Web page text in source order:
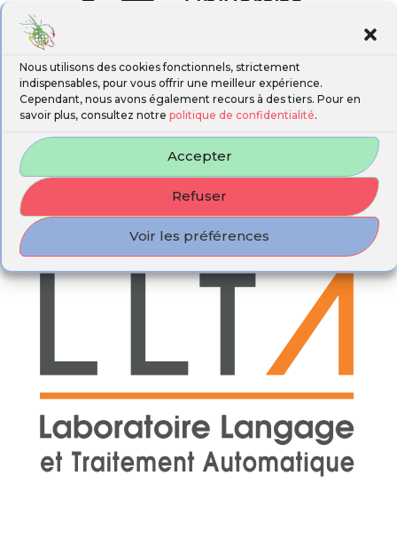
Nous utilisons des cookies fonctionnels, strictement
indispensables, pour vous offrir une meilleur expérience.
Cependant, nous avons également recours à des tiers. Pour en
savoir plus, consultez notre politique de confidentialité.
Accepter
Refuser
Voir les préférences